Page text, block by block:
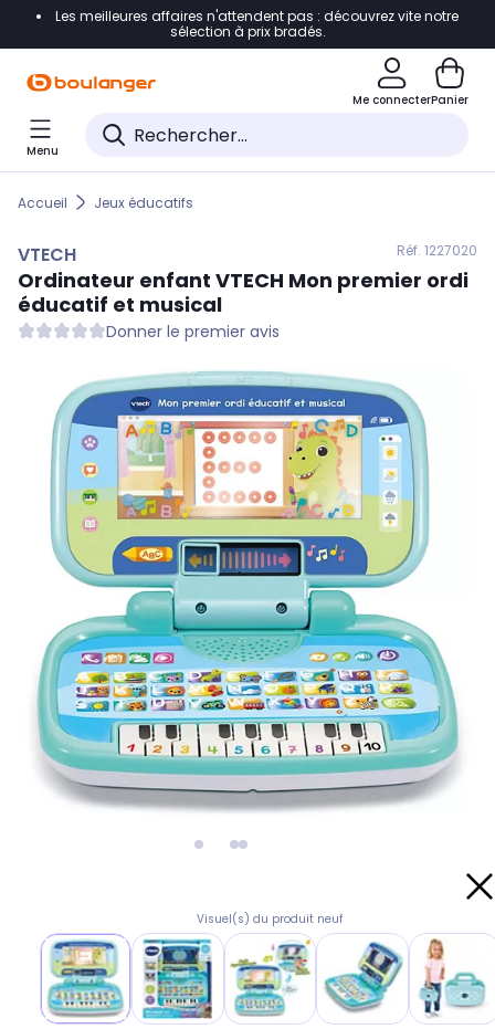
Accéder directement à la navigation
Accéder directement au pied de page
Accéder directement au chatbot
Les meilleures affaires n'attendent pas : découvrez vite notre
sélection à prix bradés.
Me connecterPanier
Menu
Accueil Jeux éducatifs
VTECH Réf. 1227020
Ordinateur enfant VTECH Mon premier ordi
éducatif et musical
Donner le premier avis
Visuel(s) du produit neuf